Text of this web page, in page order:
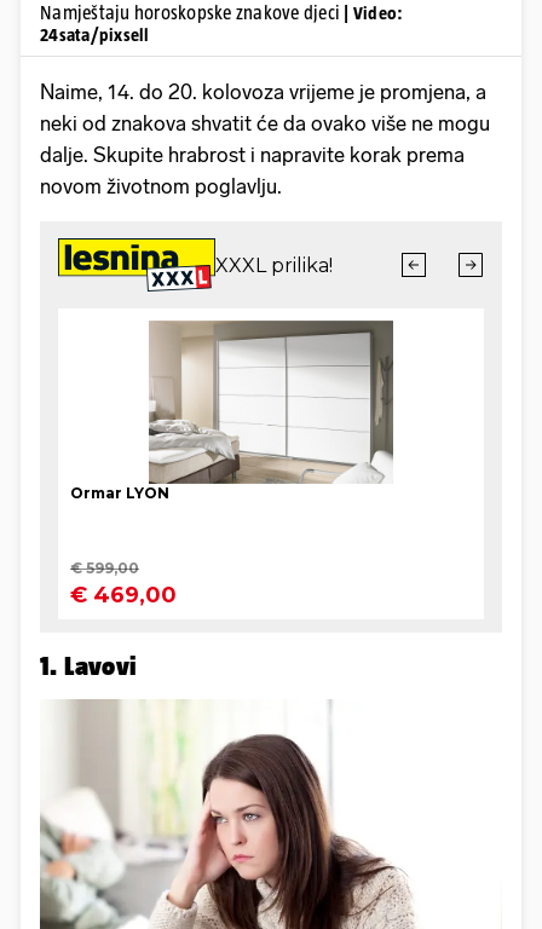
Namještaju horoskopske znakove djeci
| Video:
24sata/pixsell
Naime, 14. do 20. kolovoza vrijeme je promjena, a
neki od znakova shvatit će da ovako više ne mogu
dalje. Skupite hrabrost i napravite korak prema
novom životnom poglavlju.
1. Lavovi